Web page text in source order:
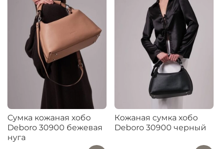
Сумка кожаная хобо
Deboro 30900 бежевая
нуга
Кожаная сумка хобо
Deboro 30900 черный